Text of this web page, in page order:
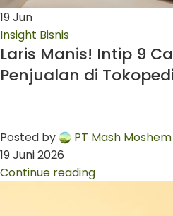
19Jun
Insight Bisnis
Laris Manis! Intip 9
Penjualan di
Posted by
PT Mash
19 Juni 2026
Continue reading